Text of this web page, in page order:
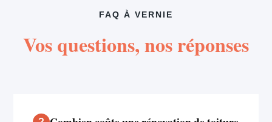
FAQ À VERNIE
Vos questions, nos réponses